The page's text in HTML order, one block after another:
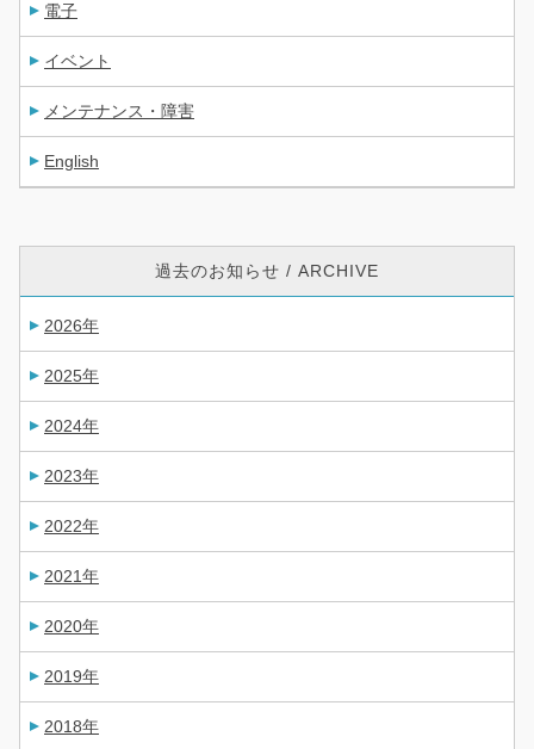
電子
イベント
メンテナンス・障害
English
過去のお知らせ / ARCHIVE
2026年
2025年
2024年
2023年
2022年
2021年
2020年
2019年
2018年